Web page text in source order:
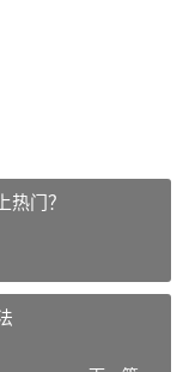
门？